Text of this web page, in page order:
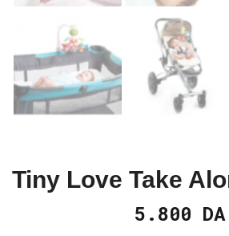
Tiny Love Take
5.800 DA